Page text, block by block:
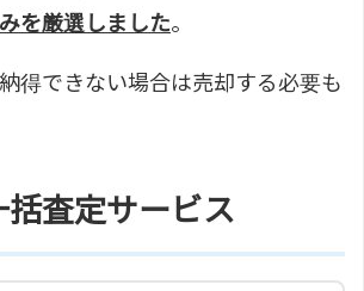
を厳選しました。
得できない場合は売却する必要も
括査定サービス